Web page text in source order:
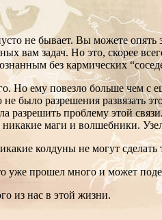
не бывает. Вы можете опять
вам задач. Но это, скорее
без кармических
Но ему повезло больше чем
было разрешения развязать
разрешить проблему этой
маги и волшебники.
колдуны не могут
уже прошел много и может
из нас в этой жизни.